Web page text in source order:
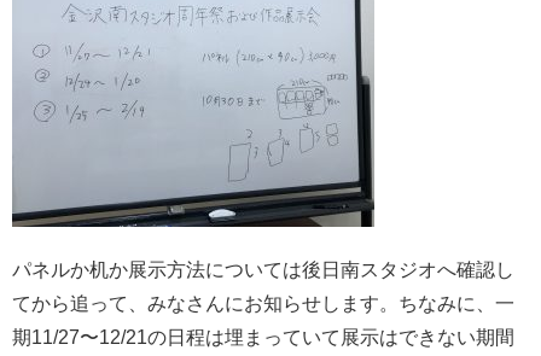
パネルか机か展示方法については後日南スタジオへ確認し
てから追って、みなさんにお知らせします。ちなみに、一
期11/27〜12/21の日程は埋まっていて展示はできない期間